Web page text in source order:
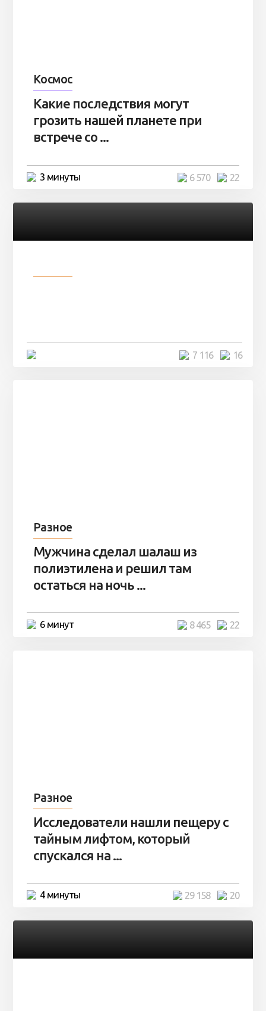
Космос
Какие последствия могут
грозить нашей планете при
встрече со ...
3 минуты 22
6 570
16
7 116
Разное
Мужчина сделал шалаш из
полиэтилена и решил там
остаться на ночь ...
6 минут 22
8 465
Разное
Исследователи нашли пещеру с
тайным лифтом, который
спускался на ...
4 минуты 20
29 158